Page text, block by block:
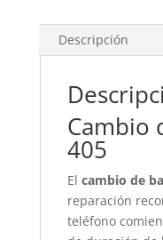
Descripción
Cambio
405
El cambio de
reparación
teléfono